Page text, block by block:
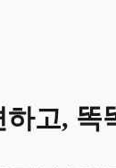
하고, 똑